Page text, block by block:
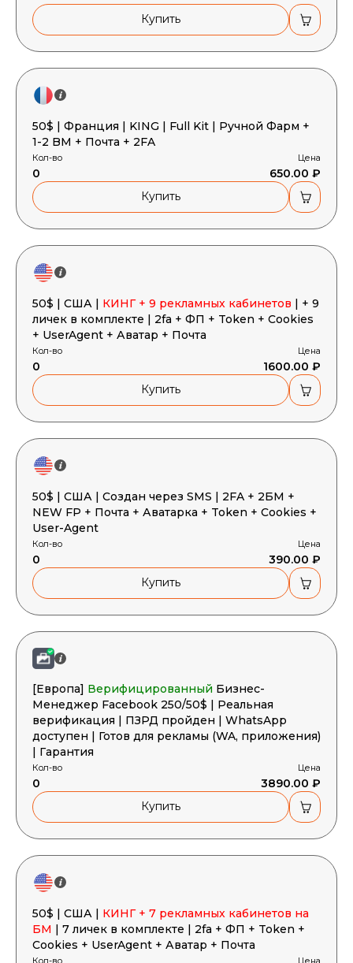
Купить
50$ | Франция | KING | Full Kit | Ручной Фарм +
1-2 BM + Почта + 2FA
Кол-во
0
Цена
650.00 ₽
Купить
50$ | США | КИНГ + 9 рекламных кабинетов | + 9
личек в комплекте | 2fa + ФП + Token + Cookies
+ UserAgent + Аватар + Почта
Кол-во
0
Цена
1600.00 ₽
Купить
50$ | США | Создан через SMS | 2FA + 2БМ +
NEW FP + Почта + Аватарка + Token + Cookies +
User-Agent
Кол-во
0
Цена
390.00 ₽
Купить
[Европа] Верифицированный Бизнес-
Менеджер Facebook 250/50$ | Реальная
верификация | ПЗРД пройден | WhatsApp
доступен | Готов для рекламы (WA, приложения)
| Гарантия
Кол-во
0
Цена
3890.00 ₽
Купить
50$ | США | КИНГ + 7 рекламных кабинетов на
БМ | 7 личек в комплекте | 2fa + ФП + Token +
Cookies + UserAgent + Аватар + Почта
Кол-во Цена